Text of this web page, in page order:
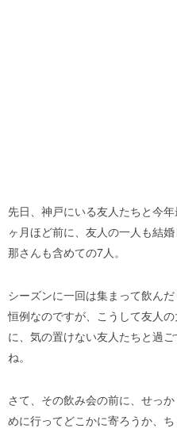
先日、神戸にいる友人たちと今
ヶ月ほど前に、友人の一人も結
那さんも含めての7人。
シーズンに一回は集まって飲ん
恒例なのですが、こうして友人
に、気の置けない友人たちと過
ね。
さて、その飲み会の前に、せっ
めに行ってどこかに寄ろうか、